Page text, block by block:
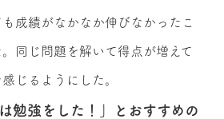
成績がなかなか伸びなかったこ
同じ問題を解いて得点が増えて
じるようにした。
勉強をした！」とおすすめの